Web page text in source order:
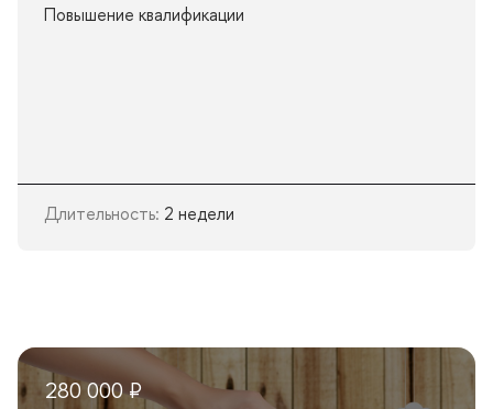
Повышение квалификации
Длительность: 2 недели
280 000 ₽